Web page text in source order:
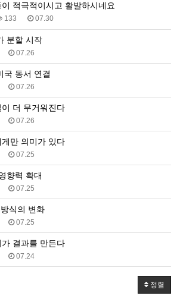
적극적이시고 활발하시네요
133 07.30
분할 시작
07.26
국 동서 연결
07.26
더 무거워진다
07.26
만 의미가 있다
07.25
향력 확대
07.25
식의 변화
07.25
결과를 만든다
07.24
정렬